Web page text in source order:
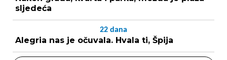
sljedeća
22 dana
Alegria nas je očuvala. Hvala ti, Špija